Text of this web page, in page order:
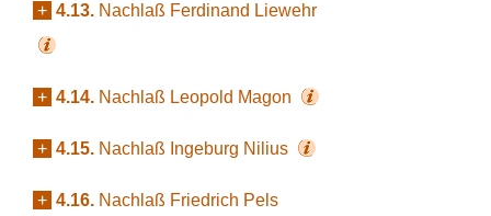
+ 4.13. Nachlaß Ferdinand Liewehr
+ 4.14. Nachlaß Leopold Magon
+ 4.15. Nachlaß Ingeburg Nilius
+ 4.16. Nachlaß Friedrich Pels